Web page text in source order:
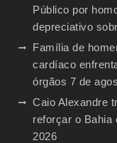
Público por
depreciativo
Família de
cardíaco
órgãos 7 de
Caio Alexandre
reforçar o Bahia
2026